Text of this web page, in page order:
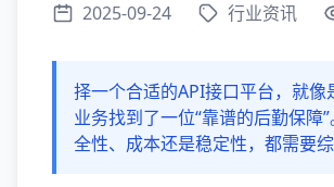
2025-09-24 行业资讯
择一个合适的API接口平台，就像
业务找到了一位“靠谱的后勤保障
全性、成本还是稳定性，都需要综